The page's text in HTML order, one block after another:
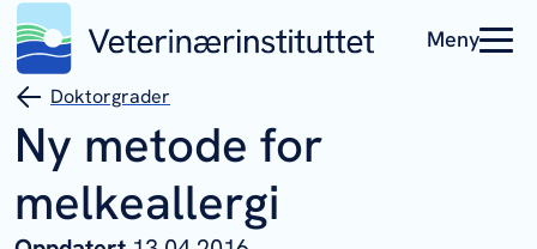
Meny
Doktorgrader
Ny metode for
melkeallergi